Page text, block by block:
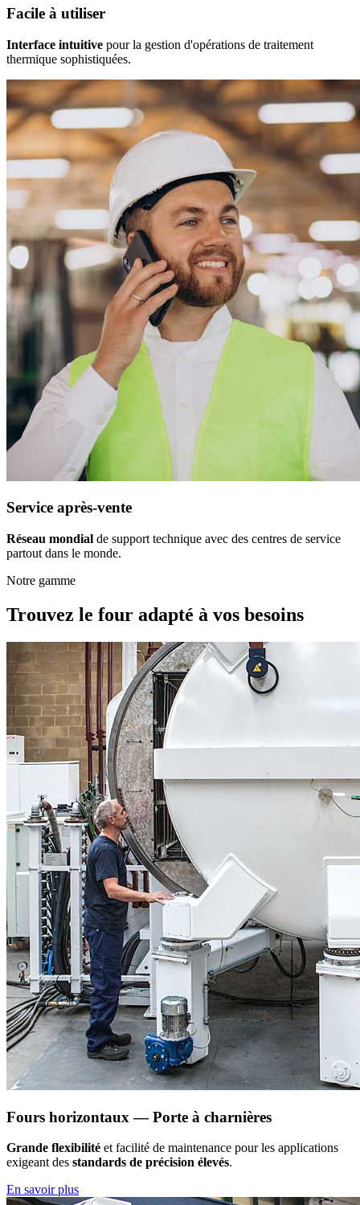
Facile à utiliser
Interface intuitive pour la gestion d'opérations de traitement
thermique sophistiquées.
Service après-vente
Réseau mondial de support technique avec des centres de service
partout dans le monde.
Notre gamme
Trouvez le four adapté à vos besoins
Fours horizontaux — Porte à charnières
Grande flexibilité et facilité de maintenance pour les applications
exigeant des standards de précision élevés.
En savoir plus